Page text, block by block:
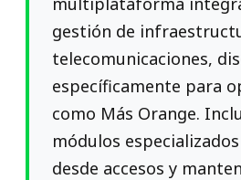
gestión de
telecomunicaciones,
específicamente para
como Más Orange.
módulos
desde accesos y